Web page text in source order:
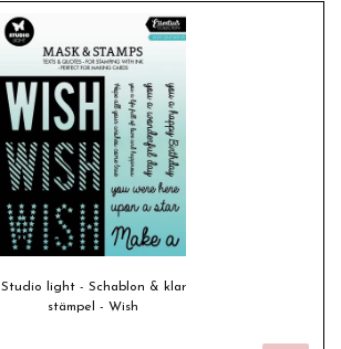
Studio light - Schablon & klar
stämpel - Wish